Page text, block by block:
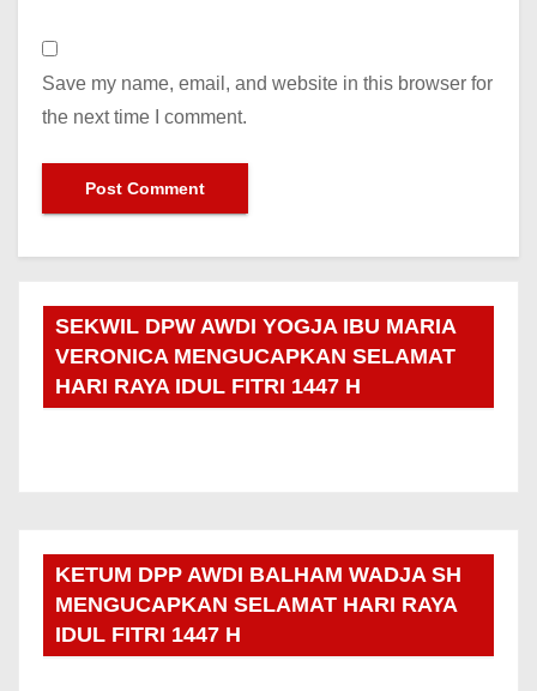
Save my name, email, and website in this browser for
the next time I comment.
SEKWIL DPW AWDI YOGJA IBU MARIA
VERONICA MENGUCAPKAN SELAMAT
HARI RAYA IDUL FITRI 1447 H
KETUM DPP AWDI BALHAM WADJA SH
MENGUCAPKAN SELAMAT HARI RAYA
IDUL FITRI 1447 H